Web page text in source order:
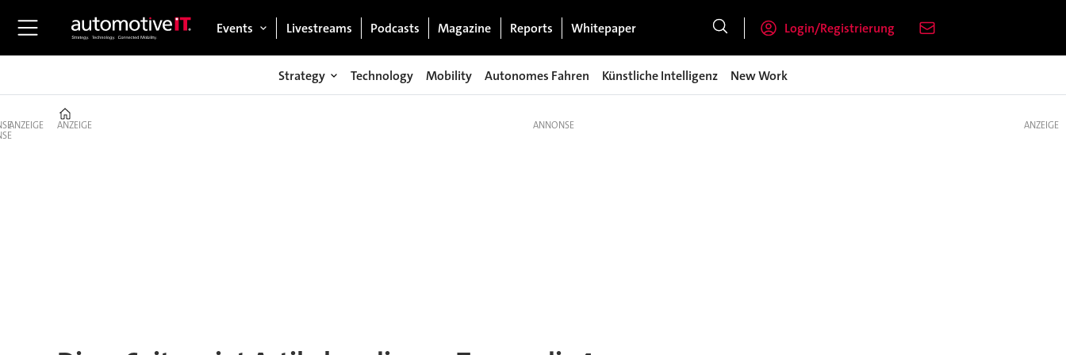
Events Livestreams Podcasts Magazine Reports Whitepaper Login/Registrierung
Strategy Technology Mobility Autonomes Fahren Künstliche Intelligenz New Work
ANZEIGE ANZEIGE ANZEIGE